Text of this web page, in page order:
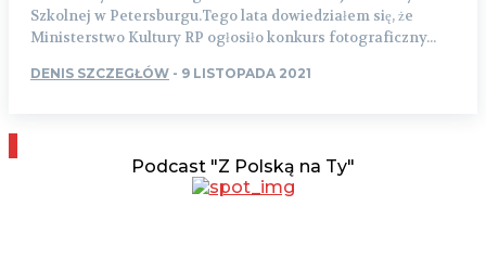
Szkolnej w Petersburgu.Tego lata dowiedziałem się, że
Ministerstwo Kultury RP ogłosiło konkurs fotograficzny...
DENIS SZCZEGŁÓW - 9 LISTOPADA 2021
Podcast "Z Polską na Ty"